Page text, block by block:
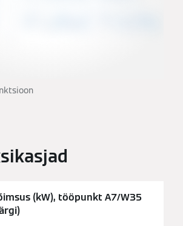
(kW), tööpunkt A7/W35